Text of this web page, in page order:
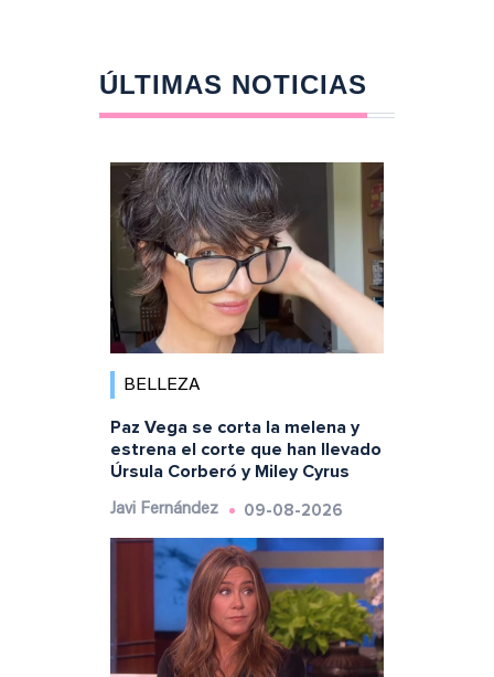
ÚLTIMAS NOTICIAS
BELLEZA
Paz Vega se corta la melena y
estrena el corte que han llevado
Úrsula Corberó y Miley Cyrus
Javi Fernández 09-08-2026